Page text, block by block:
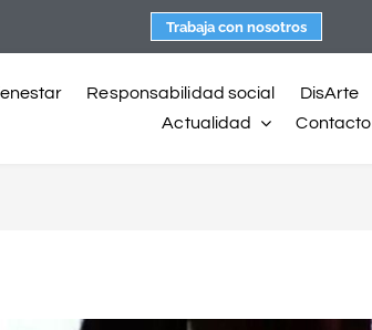
Trabaja con nosotros
Responsabilidad social
DisArte
Actualidad
Contacto